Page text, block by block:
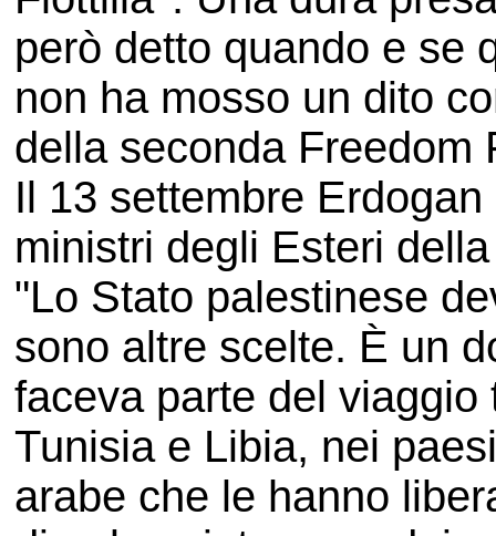
però detto quando e se
non ha mosso un dito
della seconda Freedom
Il 13 settembre
ministri degli Esteri
"Lo Stato palestinese
sono altre scelte. È un
faceva parte del
Tunisia e Libia, nei
arabe che le hanno